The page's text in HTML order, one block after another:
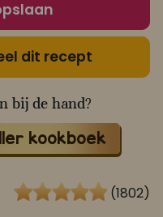
dit recept
bij de hand?
kookboek
(1802)